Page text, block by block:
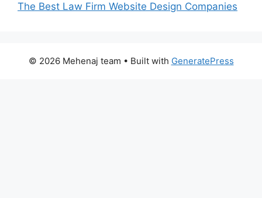
The Best Law Firm Website Design Companies
© 2026 Mehenaj team • Built with GeneratePress